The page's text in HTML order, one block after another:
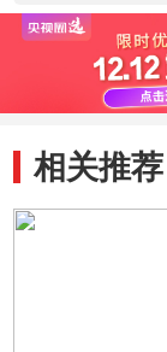
相关推荐